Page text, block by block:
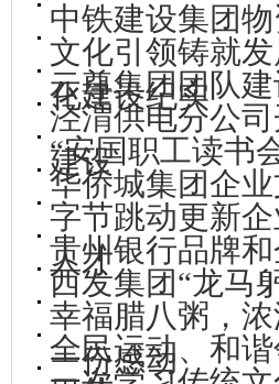
中铁建设集团
文化引领铸就
化建设纪实
云尊集团团队
泾渭供电分公
建设
“安国职工读书
华侨城集团企
字节跳动更新
人才
贵州银行品牌
西发集团“龙马
幸福腊八粥，
一份感动
全民运动、和